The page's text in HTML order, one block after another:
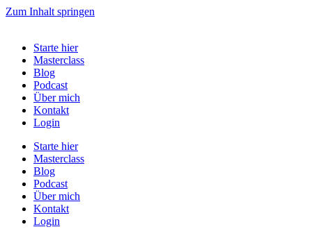
Zum Inhalt springen
Starte hier
Masterclass
Blog
Podcast
Über mich
Kontakt
Login
Starte hier
Masterclass
Blog
Podcast
Über mich
Kontakt
Login